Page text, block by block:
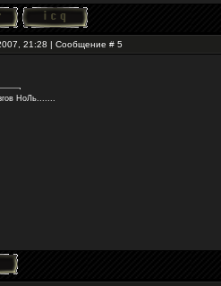
21:28 | Сообщение # 5
НоЛь.......